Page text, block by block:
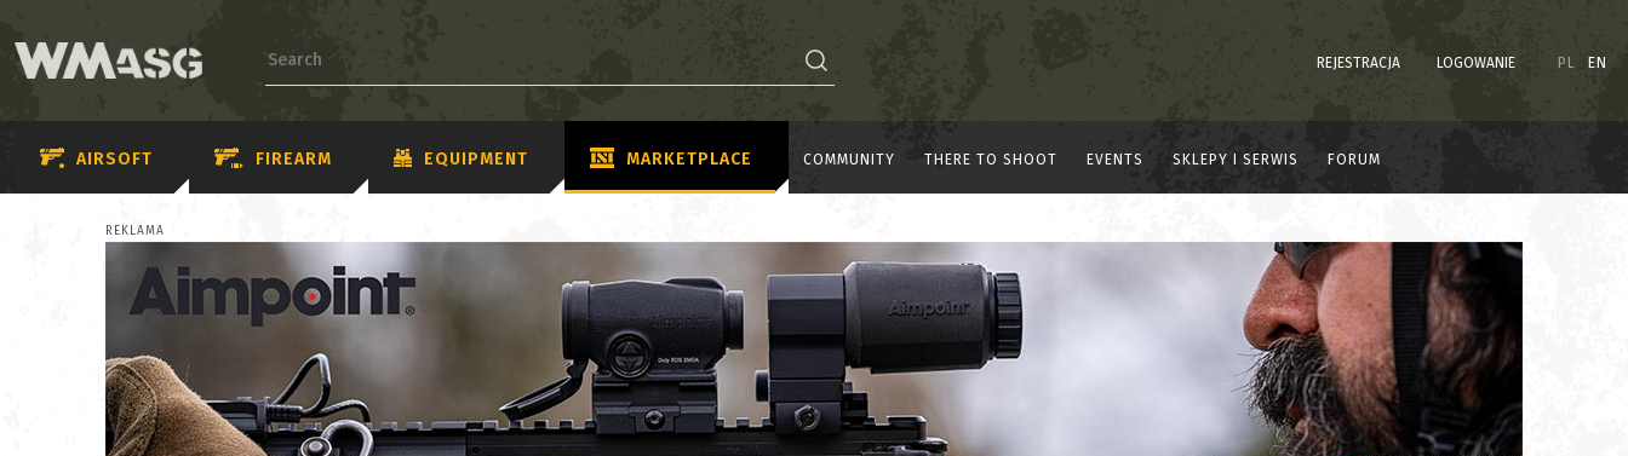
REJESTRACJA LOGOWANIE PL EN
AIRSOFT FIREARM EQUIPMENT MARKETPLACE COMMUNITY THERE TO SHOOT EVENTS SKLEPY I SERWIS FORUM
REKLAMA